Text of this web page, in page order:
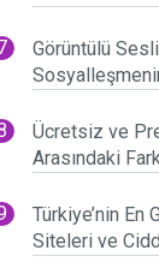
Görüntülü
Ücretsiz ve
Arasındaki
Türkiye’nin En
Siteleri ve